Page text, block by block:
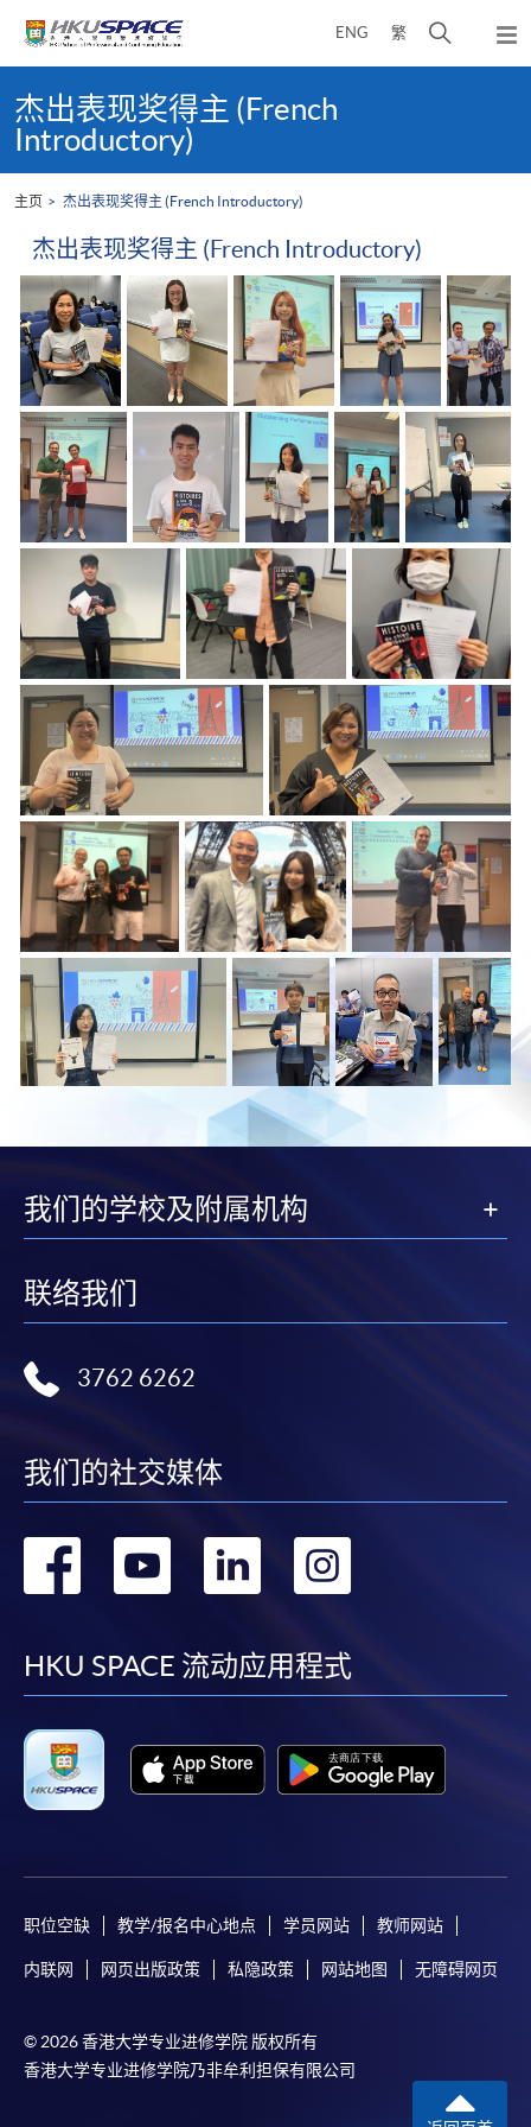
ENG 繁
开
面
弹
出
content
start杰出表现奖得主 (French
Introductory)
主页 杰出表现奖得主 (French Introductory)
杰出表现奖得主 (French Introductory)
我们的学校及附属机构
联络我们
3762 6262
我们的社交媒体
转
facebook
转
youtube
转
linkedin
转
HKU SPACE 流动应用程式
职位空缺 教学/报名中心地点 学员网站 教师网站
内联网 网页出版政策 私隐政策 网站地图 无障碍网页
© 2026 香港大学专业进修学院 版权所有
香港大学专业进修学院乃非牟利担保有限公司